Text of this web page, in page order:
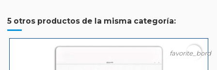
5 otros productos de la misma categoría: